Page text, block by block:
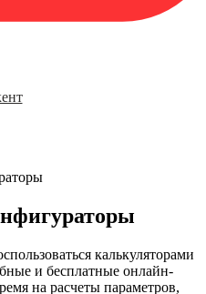
калькуляторами
и бесплатные онлайн-
на расчеты параметров,